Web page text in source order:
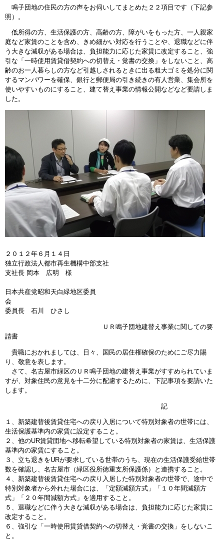
鳴子団地の住民の方の声をお伺いしてまとめた２２項目です（下記参
照）。
低所得の方、生活保護の方、高齢の方、障がいをもった方、一人親家
庭など家賃のことを含め、きめ細かい対応を行うことや、退職などに伴
う大きな減収がある場合は、負担能力に応じた家賃に改定すること、強
引な「一時使用賃貸借契約への切替え・覚書の交換」をしないこと、高
齢のお一人暮らしの方など引越しされるときに出る粗大ゴミを処分に関
するマンパワーを確保、銀行と郵便局の引き続きの有人営業、集会所を
使いやすいものにすること、建て替え事業の情報公開などなど要請しま
した。
２０１２年６月１４日
独立行政法人都市再生機構中部支社
支社長 岡本 広明 様
日本共産党昭和天白緑地区委員
委員長 石川 ひさし
ＵＲ鳴子団地建替え事業に関しての要
請書
貴職におかれましては、日々、国民の居住権確保のためにご尽力賜
り、敬意を表します。
さて、名古屋市緑区のＵＲ鳴子団地の建替え事業がすすめられていま
すが、対象住民の意見を十二分に配慮するために、下記事項を要請いた
します。
記
１、新築建替後賃貸住宅への戻り入居について特別対象者の世帯には、
生活保護基準内の家賃に設定すること。
２、他のUR賃貸団地へ移転希望している特別対象者の家賃は、生活保護
基準内の家賃にすること。
３、立ち退きをURが要求している世帯のうち、現在の生活保護受給世帯
数を確認し、名古屋市（緑区役所徳重支所保護係）と連携すること。
４、新築建替後賃貸住宅への戻り入居した特別対象者の世帯で、途中で
特別対象者から外れた場合には、「定額減額方式」「１０年間減額方
式」「２０年間減額方式」を適用すること。
５、退職などに伴う大きな減収がある場合は、負担能力に応じた家賃に
改定すること。
６、強引な「一時使用賃貸借契約への切替え・覚書の交換」をしないこ
と。